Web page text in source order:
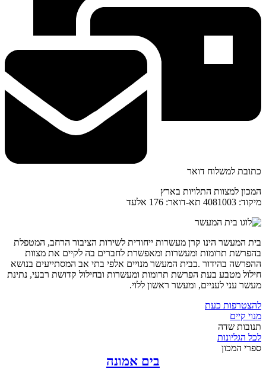
כתובת למשלוח דואר
המכון למצוות התלויות בארץ
מיקוד: 4081003 תא-דואר: 176 אלעד
בית המעשר הינו קרן מעשרות ייחודית לשירות הציבור הרחב, המטפלת
בהפרשת תרומות ומעשרות ומאפשרת לחברים בה לקיים את מצוות
ההפרשה בהידור .בבית המעשר מנויים אלפי בתי אב המסתייעים בנושא
חילול מטבע בעת הפרשת תרומות ומעשרות ובחילול קדושת רבעי, נתינת
מעשר עני לעניים, ומעשר ראשון ללוי.
להצטרפות כעת
מנוי קיים
תנובות שדה
לכל הגליונות
ספרי המכון
בים אמונה